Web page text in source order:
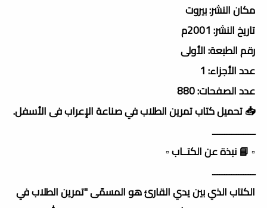
مكان النشر: بيروت
تاريخ النشر: 2001م
رقم الطبعة: الأولى
عدد الأجزاء: 1
عدد الصفحات: 880
📥 تحميل كتاب تمرين الطلاب في صناعة الإعراب فى الأسفل.
ــــــــــــــــــ
▫️ 📘 نبذة عن الكتــاب ▫️
ــــــــــــــــــ
الكتاب الذي بين يدي القارئ هو المسمّى "تمرين الطلاب في